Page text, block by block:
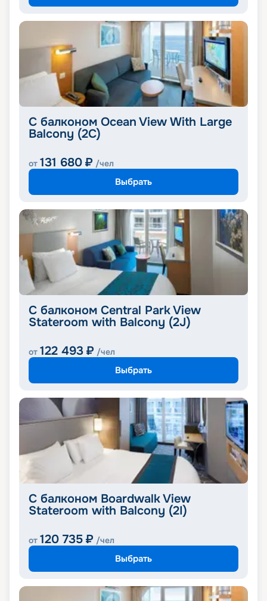
С балконом Ocean View With Large
Balcony (2C)
от 131 680 ₽ /чел
Выбрать
С балконом Central Park View
Stateroom with Balcony (2J)
от 122 493 ₽ /чел
Выбрать
С балконом Boardwalk View
Stateroom with Balcony (2I)
от 120 735 ₽ /чел
Выбрать